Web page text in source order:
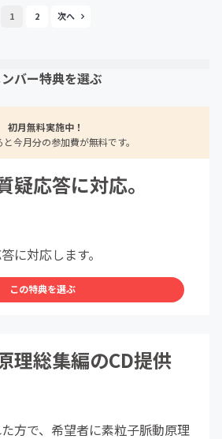
1 2
バー特典を選ぶ
初月無料実施中！
今月分の参加費が無料です。
疑応答に対応。
に対応します。
この特典を選ぶ
理総集編のCD提供
方で、希望者に素粒子脈動原理